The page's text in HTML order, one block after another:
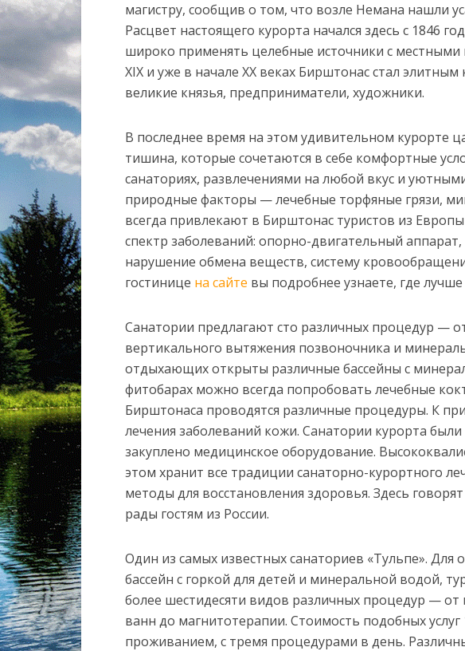
магистру, сообщив о том, что возле Немана нашли
Расцвет настоящего курорта начался здесь с 1846
широко применять целебные источники с
XIX и уже в начале XX веках Бирштонас стал
великие князья, предприниматели, художники.
В последнее время на этом удивительном курорте
тишина, которые сочетаются в себе комфортные
санаториях, развлечениями на любой вкус и
природные факторы — лечебные торфяные грязи,
всегда привлекают в Бирштонас туристов из
спектр заболеваний: опорно-двигательный
нарушение обмена веществ, систему
гостинице на сайте вы подробнее узнаете, где лучше
Санатории предлагают сто различных процедур —
вертикального вытяжения позвоночника и
отдыхающих открыты различные бассейны с
фитобарах можно всегда попробовать лечебные
Бирштонаса проводятся различные процедуры. К
лечения заболеваний кожи. Санатории курорта
закуплено медицинское оборудование.
этом хранит все традиции санаторно-курортного
методы для восстановления здоровья. Здесь
рады гостям из России.
Один из самых известных санаториев «Тульпе». Для
бассейн с горкой для детей и минеральной водой,
более шестидесяти видов различных процедур — от
ванн до магнитотерапии. Стоимость подобных услуг
проживанием, с тремя процедурами в день.